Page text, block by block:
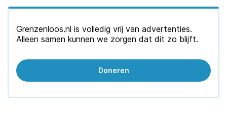
Grenzenloos.nl is volledig vrij van advertenties.
Alleen samen kunnen we zorgen dat dit zo blijft.
Doneren